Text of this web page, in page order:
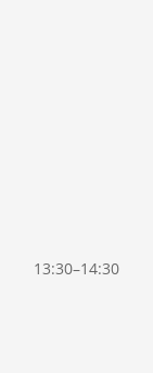
13:30–14:30